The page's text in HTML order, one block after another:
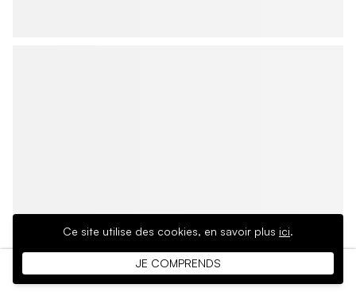
Ce site utilise des cookies, en savoir plus ici.
JE COMPRENDS